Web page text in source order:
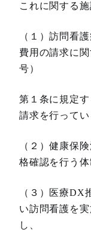
これに関する
（１）訪問看
費用の請求に
号）
第１条に規定
請求を行ってい
（２）健康保
格確認を行う体
（３）医療DX
い訪問看護を
し、